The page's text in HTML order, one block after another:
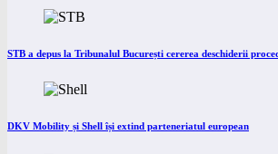
STB a depus la Tribunalul București cererea deschiderii
DKV Mobility și Shell își extind parteneriatul european